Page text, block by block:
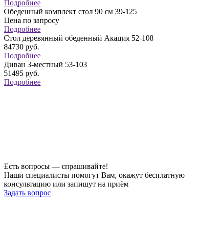
Подробнее
Обеденный комплект стол 90 см 39-125
Цена по запросу
Подробнее
Стол деревянный обеденный Акация 52-108
84730 руб.
Подробнее
Диван 3-местный 53-103
51495 руб.
Подробнее
Есть вопросы — спрашивайте!
Наши специалисты помогут Вам, окажут бесплатную
консультацию или запишут на приём
Задать вопрос